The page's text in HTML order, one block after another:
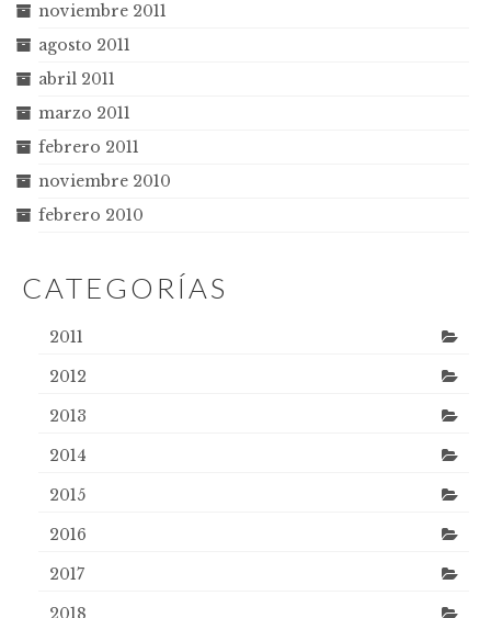
noviembre 2011
agosto 2011
abril 2011
marzo 2011
febrero 2011
noviembre 2010
febrero 2010
CATEGORÍAS
2011
2012
2013
2014
2015
2016
2017
2018